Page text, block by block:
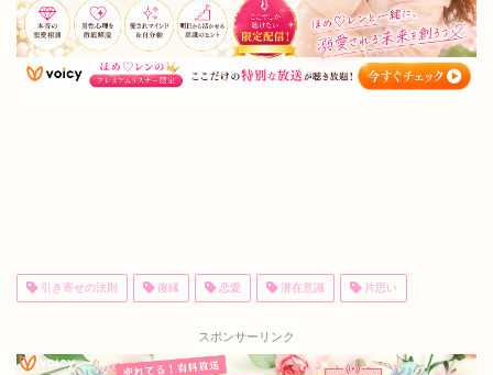
引き寄せの法則 復縁 恋愛 潜在意識 片思い
スポンサーリンク